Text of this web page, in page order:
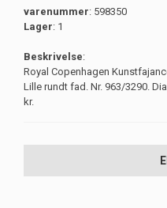
varenummer: 598350
Lager: 1
Beskrivelse:
Royal Copenhagen
Lille rundt fad. Nr. 963/3290.
kr.